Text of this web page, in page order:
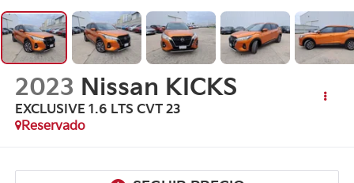
2023 Nissan KICKS
EXCLUSIVE 1.6 LTS CVT 23
Reservado